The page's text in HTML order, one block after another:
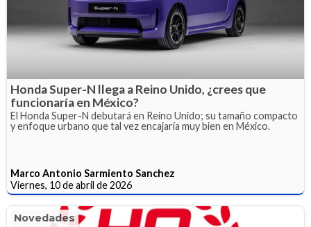
Honda Super-N llega a Reino Unido, ¿crees que
funcionaría en México?
El Honda Super-N debutará en Reino Unido; su tamaño compacto
y enfoque urbano que tal vez encajaría muy bien en México.
Marco Antonio Sarmiento Sanchez
Viernes, 10 de abril de 2026
Novedades